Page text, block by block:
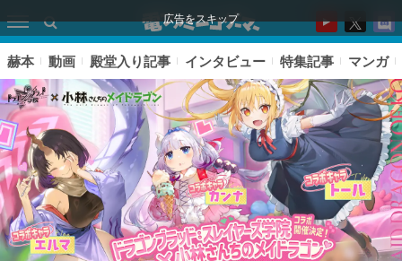
広告をスキップ
赫本 動画 殿堂入り記事 インタビュー 特集記事 マンガ